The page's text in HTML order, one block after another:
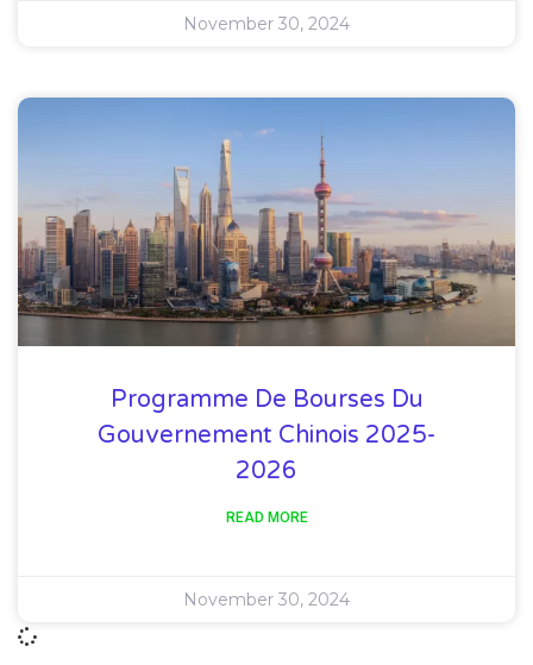
November 30, 2024
Programme De Bourses Du
Gouvernement Chinois 2025-
2026
READ MORE
November 30, 2024